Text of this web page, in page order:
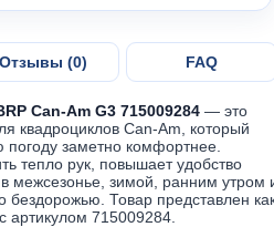
Отзывы (0) FAQ
Can-Am G3 715009284 — это
квадроциклов Can-Am, который
погоду заметно комфортнее.
тепло рук, повышает удобство
межсезонье, зимой, ранним утром
бездорожью. Товар представлен
артикулом 715009284.